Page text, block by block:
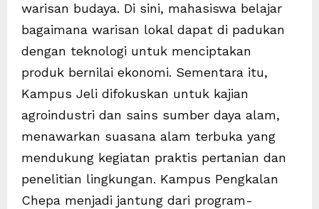
warisan budaya. Di sini, mahasiswa belajar
bagaimana warisan lokal dapat di padukan
dengan teknologi untuk menciptakan
produk bernilai ekonomi. Sementara itu,
Kampus Jeli difokuskan untuk kajian
agroindustri dan sains sumber daya alam,
menawarkan suasana alam terbuka yang
mendukung kegiatan praktis pertanian dan
penelitian lingkungan. Kampus Pengkalan
Chepa menjadi jantung dari program-